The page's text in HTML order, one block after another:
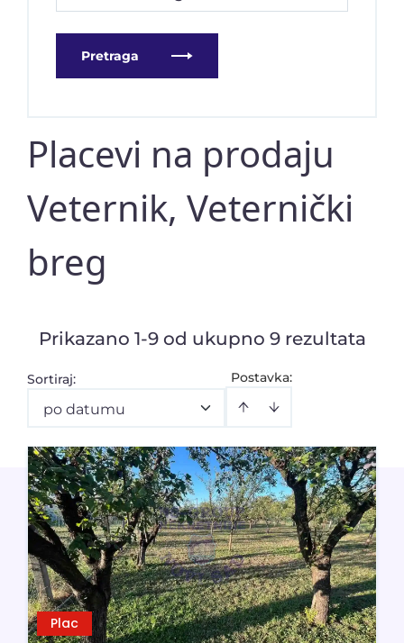
Pretraga
Placevi na prodaju
Veternik, Veternički
breg
Prikazano 1-9 od ukupno 9 rezultata
Postavka:
Sortiraj:
po datumu
Plac